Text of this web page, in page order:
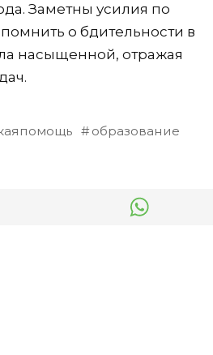
Заметны усилия по
о бдительности в
насыщенной, отражая
образование